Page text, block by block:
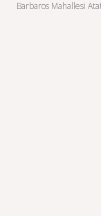
Barbaros Mahallesi